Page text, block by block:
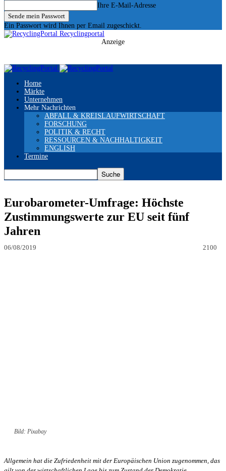
Ihre E-Mail-Adresse
Ein Passwort wird Ihnen per Email zugeschickt.
Recyclingportal
Anzeige
Home
Märkte
Unternehmen
Mehr Nachrichten
ABFALL & KREISLAUFWIRTSCHAFT
FORSCHUNG
POLITIK & RECHT
RESSOURCEN & NACHHALTIGKEIT
ENGLISH
Termine
Eurobarometer-Umfrage: Höchste
Zustimmungswerte zur EU seit fünf
Jahren
06/08/2019 2100
Bild: Pixabay
Allgemein hat die Zufriedenheit mit der Europäischen Union zugenommen, das